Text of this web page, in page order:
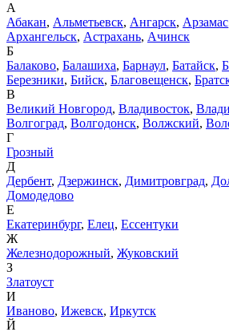
А
Абакан, Альметьевск, Ангарск, Арзамас
Архангельск, Астрахань, Ачинск
Б
Балаково, Балашиха, Барнаул, Батайск,
Березники, Бийск, Благовещенск,
В
Великий Новгород, Владивосток,
Волгоград, Волгодонск, Волжский,
Г
Грозный
Д
Дербент, Дзержинск, Димитровград,
Домодедово
Е
Екатеринбург, Елец, Ессентуки
Ж
Железнодорожный, Жуковский
З
Златоуст
И
Иваново, Ижевск, Иркутск
Й